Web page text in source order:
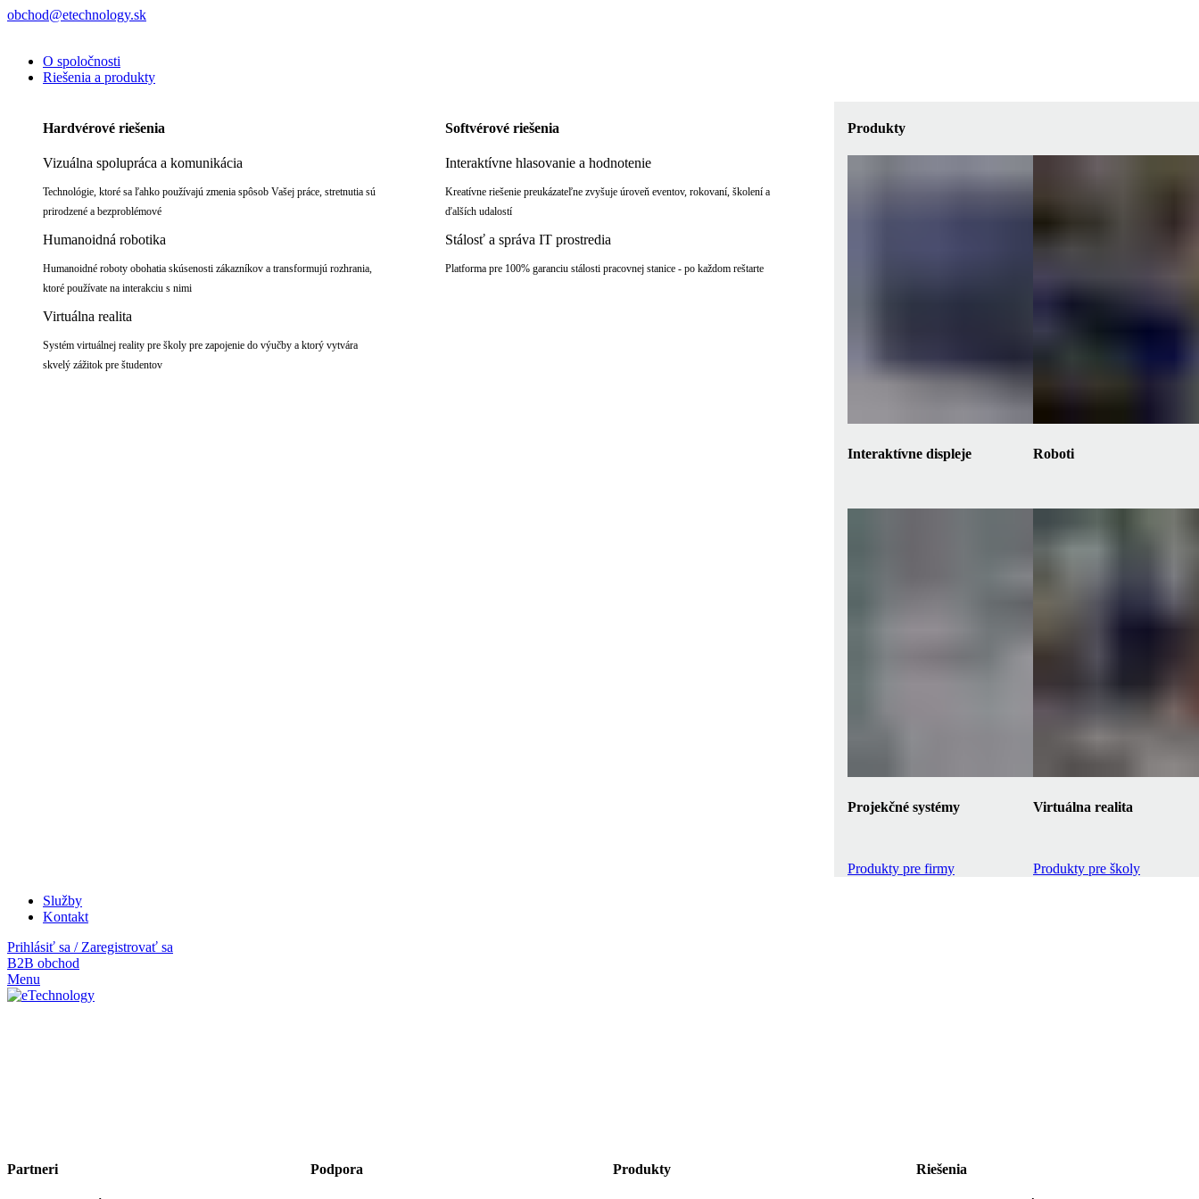
obchod@etechnology.sk
O spoločnosti
Riešenia a produkty
Hardvérové riešenia
Vizuálna spolupráca a komunikácia
Technológie, ktoré sa ľahko používajú zmenia spôsob Vašej práce, stretnutia sú
prirodzené a bezproblémové
Humanoidná robotika
Humanoidné roboty obohatia skúsenosti zákazníkov a transformujú rozhrania,
ktoré používate na interakciu s nimi
Virtuálna realita
Systém virtuálnej reality pre školy pre zapojenie do výučby a ktorý vytvára
skvelý zážitok pre študentov
Softvérové riešenia
Interaktívne hlasovanie a hodnotenie
Kreatívne riešenie preukázateľne zvyšuje úroveň eventov, rokovaní, školení a
ďalších udalostí
Stálosť a správa IT prostredia
Platforma pre 100% garanciu stálosti pracovnej stanice - po každom reštarte
Produkty
Interaktívne displeje Roboti
Projekčné systémy Virtuálna realita
Produkty pre firmy Produkty pre školy
Služby
Kontakt
Prihlásiť sa / Zaregistrovať sa
B2B obchod
Menu
Partneri Podpora Produkty Riešenia